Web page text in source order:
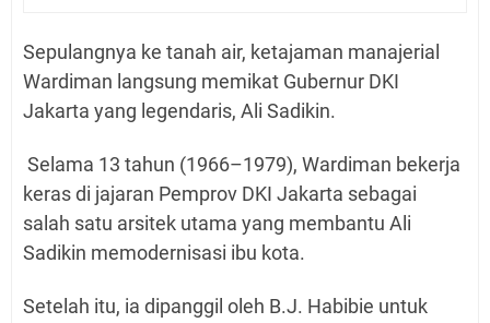
Sepulangnya ke tanah air, ketajaman manajerial
Wardiman langsung memikat Gubernur DKI
Jakarta yang legendaris, Ali Sadikin.
Selama 13 tahun (1966–1979), Wardiman bekerja
keras di jajaran Pemprov DKI Jakarta sebagai
salah satu arsitek utama yang membantu Ali
Sadikin memodernisasi ibu kota.
Setelah itu, ia dipanggil oleh B.J. Habibie untuk